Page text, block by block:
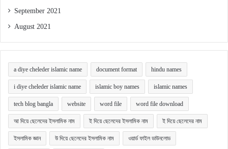
September 2021
August 2021
a diye cheleder islamic name document format hindu names
i diye cheleder islamic name islamic boy names islamic names
tech blog bangla website word file word file download
আ দিয়ে ছেলেদের ইসলামিক নাম ই দিয়ে ছেলেদের ইসলামিক নাম ই দিয়ে ছেলেদের নাম
ইসলামিক জ্ঞান উ দিয়ে ছেলেদের ইসলামিক নাম ওয়ার্ড ফাইল ডাউনলোড